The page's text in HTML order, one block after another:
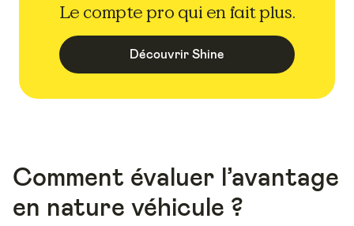
Le compte pro qui en fait plus.
Découvrir Shine
Comment évaluer l’avantage
en nature véhicule ?